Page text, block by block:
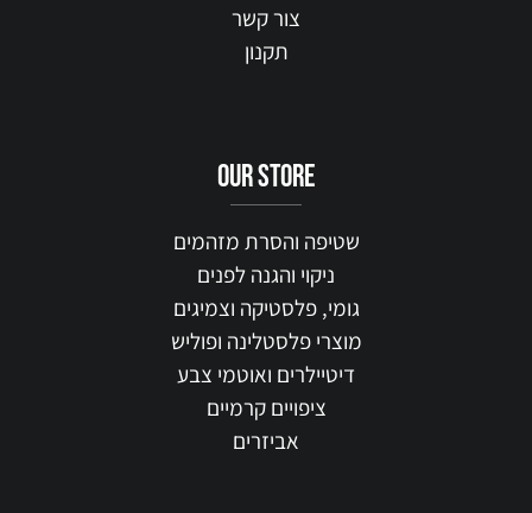
צור קשר
תקנון
our STORE
שטיפה והסרת מזהמים
ניקוי והגנה לפנים
גומי, פלסטיקה וצמיגים
מוצרי פלסטלינה ופוליש
דיטיילרים ואוטמי צבע
ציפויים קרמיים
אביזרים